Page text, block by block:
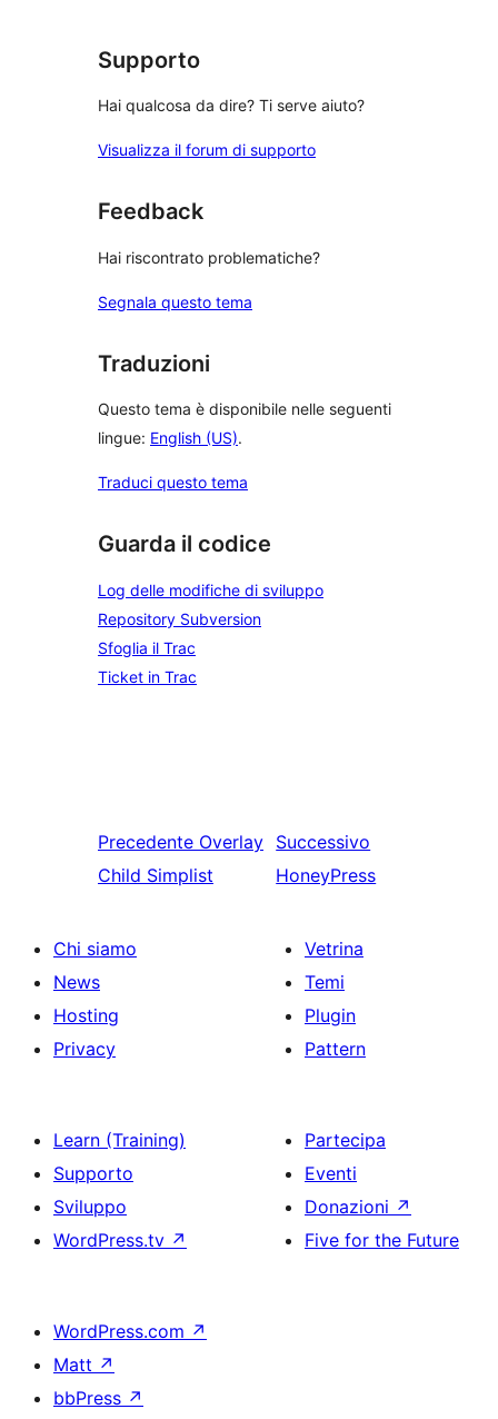
stelle
Supporto
Hai qualcosa da dire? Ti serve aiuto?
Visualizza il forum di supporto
Feedback
Hai riscontrato problematiche?
Segnala questo tema
Traduzioni
Questo tema è disponibile nelle seguenti
lingue: English (US).
Traduci questo tema
Guarda il codice
Log delle modifiche di sviluppo
Repository Subversion
Sfoglia il Trac
Ticket in Trac
Precedente Overlay
Child Simplist
Successivo
HoneyPress
Chi siamo
News
Hosting
Privacy
Vetrina
Temi
Plugin
Pattern
Learn (Training)
Supporto
Sviluppo
WordPress.tv ↗
Partecipa
Eventi
Donazioni ↗
Five for the Future
WordPress.com ↗
Matt ↗
bbPress ↗